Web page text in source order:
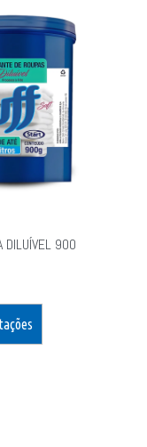
DILUÍVEL 900